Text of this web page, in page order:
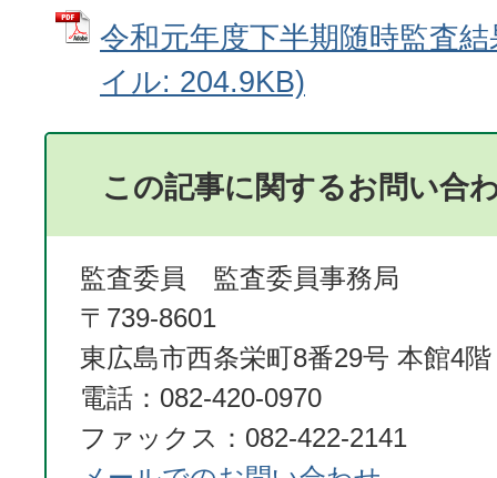
令和元年度下半期随時監査
イル: 204.9KB)
この記事に関するお問い合
監査委員 監査委員事務局
〒739-8601
東広島市西条栄町8番29号 本館4階
電話：082-420-0970
ファックス：082-422-2141